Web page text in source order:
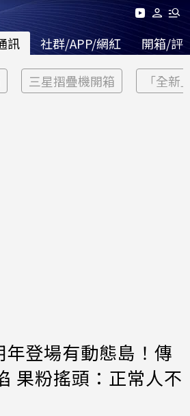
訊 社群/APP/網紅 開箱/評
三星摺疊機開箱 「全新
登場有動態島！傳
果粉搖頭：正常人不